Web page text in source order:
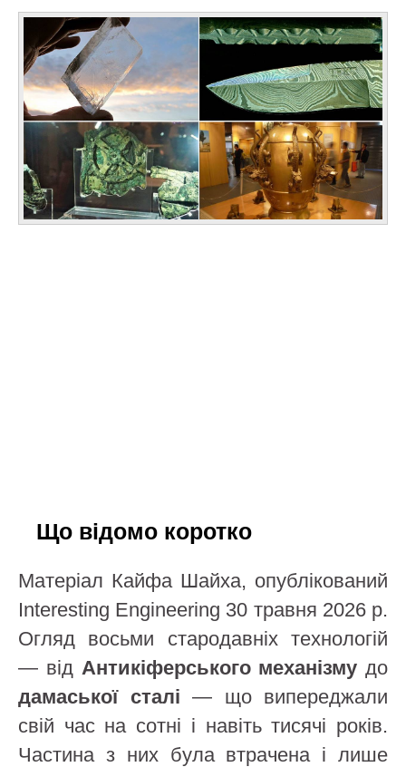
Що відомо коротко
Матеріал Кайфа Шайха, опублікований
Interesting Engineering 30 травня 2026 р.
Огляд восьми стародавніх технологій
— від Антикіферського механізму до
дамаської сталі — що випереджали
свій час на сотні і навіть тисячі років.
Частина з них була втрачена і лише